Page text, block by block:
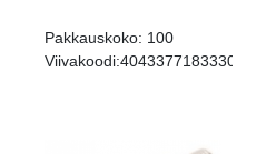
Pakkauskoko: 100
Viivakoodi:4043377183330